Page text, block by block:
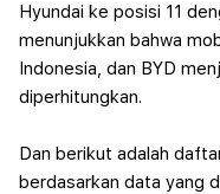
Hyundai ke posisi 11
menunjukkan bahwa
Indonesia, dan BYD
diperhitungkan.
Dan berikut adalah
berdasarkan data yang